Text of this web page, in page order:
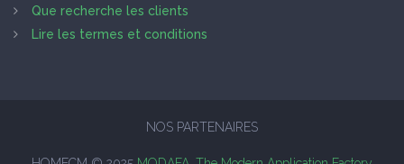
Que recherche les clients
Lire les termes et conditions
NOS PARTENAIRES